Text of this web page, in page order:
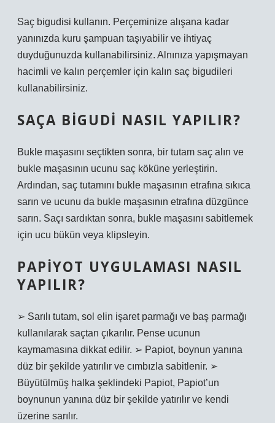
Saç bigudisi kullanın. ‌Perçeminize alışana kadar
yanınızda kuru şampuan taşıyabilir ve ihtiyaç
duyduğunuzda kullanabilirsiniz. Alnınıza yapışmayan
hacimli ve kalın perçemler için kalın saç bigudileri
kullanabilirsiniz.
SAÇA BIGUDI NASIL YAPILIR?
Bukle maşasını seçtikten sonra, bir tutam saç alın ve
bukle maşasının ucunu saç köküne yerleştirin.
Ardından, saç tutamını bukle maşasının etrafına sıkıca
sarın ve ucunu da bukle maşasının etrafına düzgünce
sarın. Saçı sardıktan sonra, bukle maşasını sabitlemek
için ucu bükün veya klipsleyin.
PAPIYOT UYGULAMASI NASIL
YAPILIR?
➢ Sarılı tutam, sol elin işaret parmağı ve baş parmağı
kullanılarak saçtan çıkarılır. Pense ucunun
kaymamasına dikkat edilir. ➢ Papiot, boynun yanına
düz bir şekilde yatırılır ve cımbızla sabitlenir. ➢
Büyütülmüş halka şeklindeki Papiot, Papiot’un
boynunun yanına düz bir şekilde yatırılır ve kendi
üzerine sarılır.